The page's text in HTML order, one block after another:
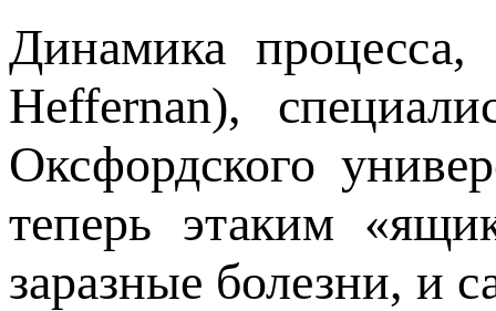
Динамика
Heffernan),
Оксфордского
теперь этаким
заразные болезни, и